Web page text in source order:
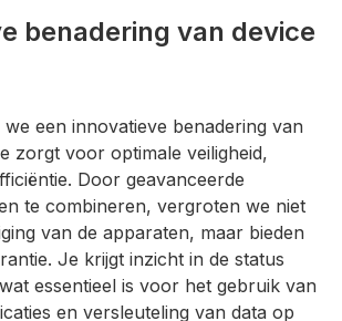
benadering van device
we een innovatieve benadering van
zorgt voor optimale veiligheid,
Door geavanceerde
te combineren, vergroten we niet
van de apparaten, maar bieden
Je krijgt inzicht in de status
essentieel is voor het gebruik van
en versleuteling van data op